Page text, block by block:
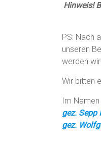
Hinweis!
PS: Nach
unseren
werden
Wir bitten
Im
gez. Sepp
gez.